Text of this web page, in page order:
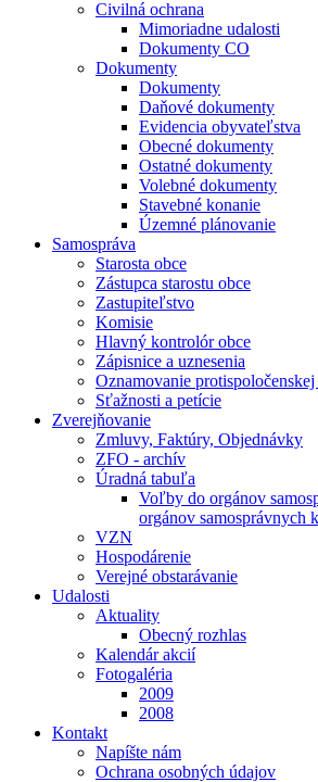
Civilná ochrana
Mimoriadne udalosti
Dokumenty CO
Dokumenty
Dokumenty
Daňové dokumenty
Evidencia obyvateľstva
Obecné dokumenty
Ostatné dokumenty
Volebné dokumenty
Stavebné konanie
Územné plánovanie
Samospráva
Starosta obce
Zástupca starostu obce
Zastupiteľstvo
Komisie
Hlavný kontrolór obce
Zápisnice a uznesenia
Oznamovanie
Sťažnosti a petície
Zverejňovanie
Zmluvy, Faktúry, Objednávky
ZFO - archív
Úradná tabuľa
Voľby do orgánov
orgánov samosprávnych
VZN
Hospodárenie
Verejné obstarávanie
Udalosti
Aktuality
Obecný rozhlas
Kalendár akcií
Fotogaléria
2009
2008
Kontakt
Napíšte nám
Ochrana osobných údajov